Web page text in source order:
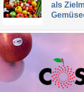
als